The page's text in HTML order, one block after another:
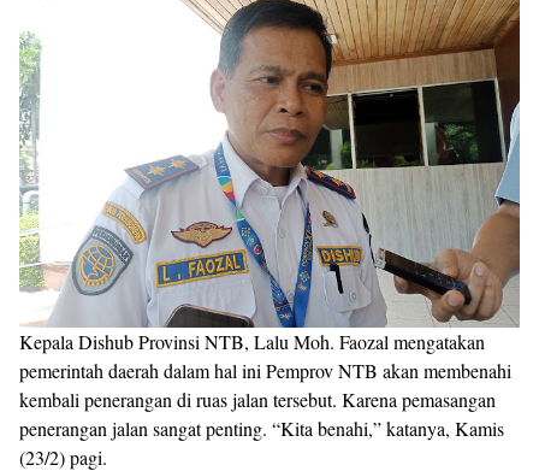
Kepala Dishub Provinsi NTB, Lalu Moh. Faozal mengatakan
pemerintah daerah dalam hal ini Pemprov NTB akan membenahi
kembali penerangan di ruas jalan tersebut. Karena pemasangan
penerangan jalan sangat penting. “Kita benahi,” katanya, Kamis
(23/2) pagi.